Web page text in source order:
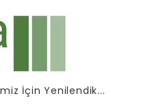
İçin Yenilendik...